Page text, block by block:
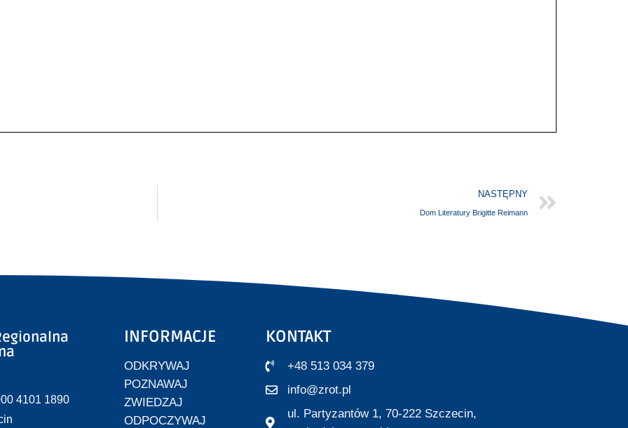
NASTĘPNY
Dom Literatury Brigitte Reimann
4101 1890
INFORMACJE
ODKRYWAJ
POZNAWAJ
ZWIEDZAJ
ODPOCZYWAJ
KONTAKT
+48 513 034 379
info@zrot.pl
ul. Partyzantów 1, 70-222 Szczecin,